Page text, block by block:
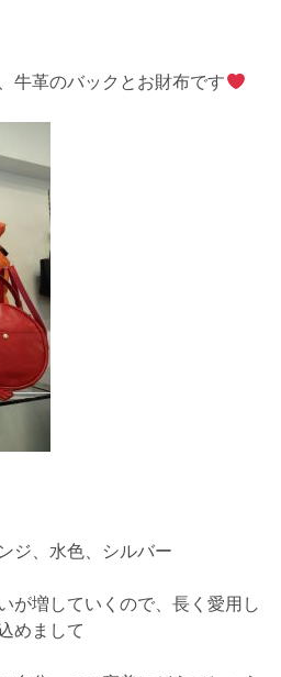
牛革のバックとお財布です
ジ、水色、シルバー
が増していくので、長く愛用し
めまして